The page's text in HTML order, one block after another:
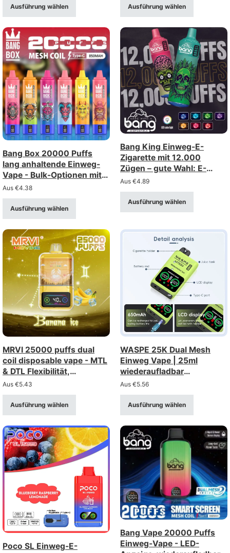
Ausführung wählen Ausführung wählen
Bang Box 20000 Puffs
lang anhaltende Einweg-
Vape - Bulk-Optionen mit
großem Rabatt
Aus €4.38
Ausführung wählen
Bang King Einweg-E-
Zigarette mit 12.000
Zügen – gute Wahl: E-
Zigarette mit Mesh-Spule,
Großabnahme, Großhandel
Aus €4.89
Ausführung wählen
MRVI 25000 puffs dual
coil disposable vape - MTL
& DTL Flexibilität,
Großhandel kaufen
Aus €5.43
Ausführung wählen
WASPE 25K Dual Mesh
Einweg Vape | 25ml
wiederaufladbar
Großhandel kaufen
Aus €5.56
Ausführung wählen
Poco SL Einweg-E-
Bang Vape 20000 Puffs
Einweg-Vape - LED-